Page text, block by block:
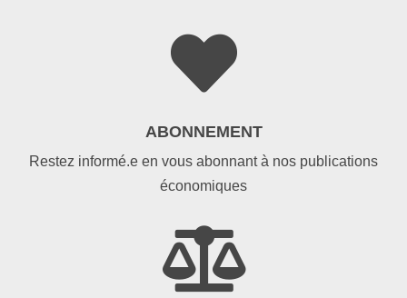

ABONNEMENT
Restez informé.e en vous abonnant à nos publications
économiques
